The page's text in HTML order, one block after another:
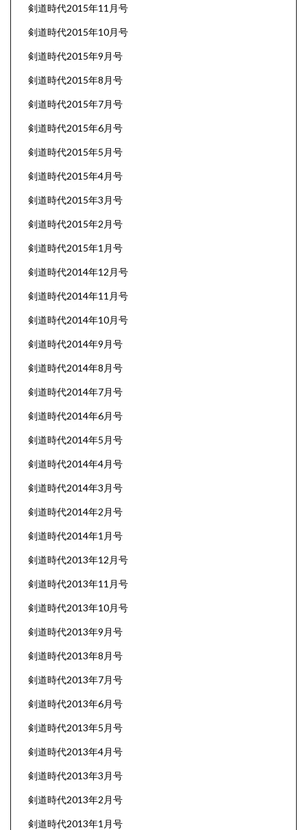
剣道時代2015年11月号
剣道時代2015年10月号
剣道時代2015年9月号
剣道時代2015年8月号
剣道時代2015年7月号
剣道時代2015年6月号
剣道時代2015年5月号
剣道時代2015年4月号
剣道時代2015年3月号
剣道時代2015年2月号
剣道時代2015年1月号
剣道時代2014年12月号
剣道時代2014年11月号
剣道時代2014年10月号
剣道時代2014年9月号
剣道時代2014年8月号
剣道時代2014年7月号
剣道時代2014年6月号
剣道時代2014年5月号
剣道時代2014年4月号
剣道時代2014年3月号
剣道時代2014年2月号
剣道時代2014年1月号
剣道時代2013年12月号
剣道時代2013年11月号
剣道時代2013年10月号
剣道時代2013年9月号
剣道時代2013年8月号
剣道時代2013年7月号
剣道時代2013年6月号
剣道時代2013年5月号
剣道時代2013年4月号
剣道時代2013年3月号
剣道時代2013年2月号
剣道時代2013年1月号